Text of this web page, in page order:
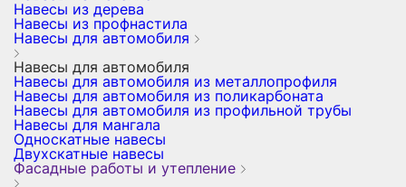
Навесы из дерева
Навесы из профнастила
Навесы для автомобиля
Навесы для автомобиля
Навесы для автомобиля из металлопрофиля
Навесы для автомобиля из поликарбоната
Навесы для автомобиля из профильной трубы
Навесы для мангала
Односкатные навесы
Двухскатные навесы
Фасадные работы и утепление